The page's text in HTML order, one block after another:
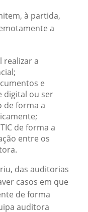
à partida,
a
realizar a
e
digital ou ser
de forma a
de forma a
entre os
das auditorias
casos em que
de forma
auditora